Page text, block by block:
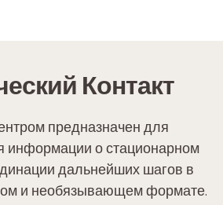
Контакт
предназначен для
информации о стационарном
дальнейших шагов в
и необязывающем формате.